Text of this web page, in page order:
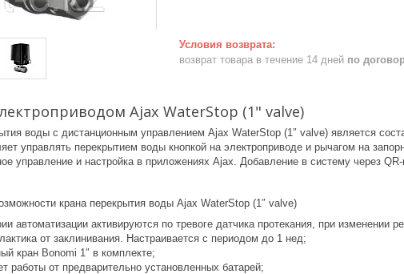
возврат товара в течение 14 дней по
Ajax WaterStop (1" valve)
воды с дистанционным управлением Ajax WaterStop (1″ valve) является
управлять перекрытием воды кнопкой на электроприводе и рычагом на
управление и настройка в приложениях Ajax. Добавление в систему через
крана перекрытия воды Ajax WaterStop (1″ valve)
автоматизации активируются по тревоге датчика протекания, при изменении
от заклинивания. Настраивается с периодом до 1 нед;
кран Bonomi 1″ в комплекте;
работы от предварительно установленных батарей;